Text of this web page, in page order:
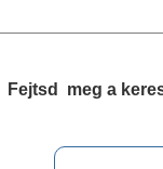
Fejtsd meg a